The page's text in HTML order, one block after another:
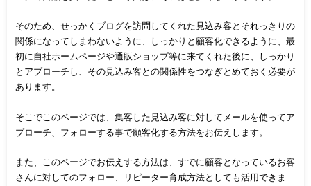
そのため、せっかくブログを訪問してくれた見込み客とそれっきりの
関係になってしまわないように、しっかりと顧客化できるように、最
初に自社ホームページや通販ショップ等に来てくれた後に、しっかり
とアプローチし、その見込み客との関係性をつなぎとめておく必要が
あります。
そこでこのページでは、集客した見込み客に対してメールを使ってア
プローチ、フォローする事で顧客化する方法をお伝えします。
また、このページでお伝えする方法は、すでに顧客となっているお客
さんに対してのフォロー、リピーター育成方法としても活用できま